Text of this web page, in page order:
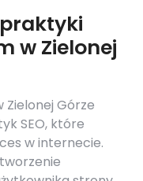
w Zielonej
Zielonej Górze
SEO, które
w internecie.